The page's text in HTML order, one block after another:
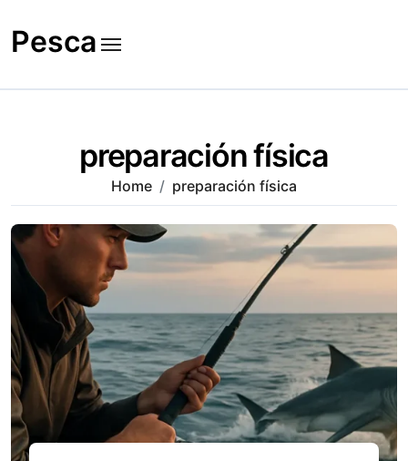
to
content
Pesca
preparación física
Home preparación física